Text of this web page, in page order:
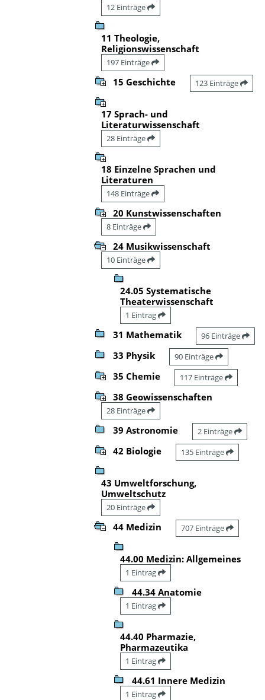
12 Einträge
11 Theologie,
Religionswissenschaft
197 Einträge
15 Geschichte 123 Einträge
17 Sprach- und
Literaturwissenschaft
28 Einträge
18 Einzelne Sprachen und
Literaturen
148 Einträge
20 Kunstwissenschaften
8 Einträge
24 Musikwissenschaft
10 Einträge
24.05 Systematische
Theaterwissenschaft
1 Eintrag
31 Mathematik 96 Einträge
33 Physik 90 Einträge
35 Chemie 117 Einträge
38 Geowissenschaften
28 Einträge
39 Astronomie 2 Einträge
42 Biologie 135 Einträge
43 Umweltforschung,
Umweltschutz
20 Einträge
44 Medizin 707 Einträge
44.00 Medizin: Allgemeines
1 Eintrag
44.34 Anatomie
1 Eintrag
44.40 Pharmazie,
Pharmazeutika
1 Eintrag
44.61 Innere Medizin
1 Eintrag